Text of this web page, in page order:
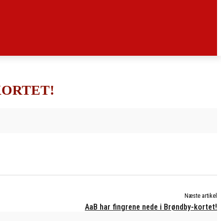
Næste artikel
AaB har fingrene nede i Brøndby-kortet!